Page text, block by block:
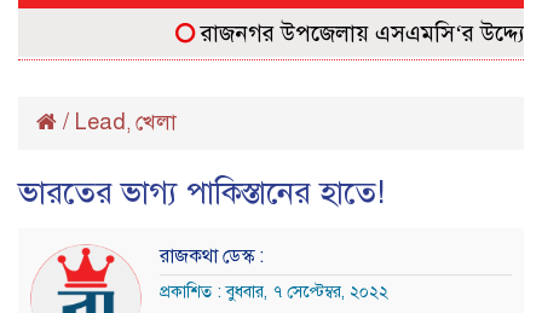
রাজনগর উপজেলায় এসএমসি‘র উদ্দ্যোগে
/ Lead, খেলা
ভারতের ভাগ্য পাকিস্তানের হাতে!
রাজকথা ডেস্ক :
প্রকাশিত : বুধবার, ৭ সেপ্টেম্বর, ২০২২